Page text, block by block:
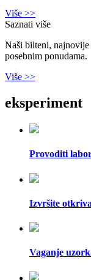
Više >>
Saznati više
Naši bilteni,
posebnim ponudama.
Više >>
eksperiment
Provoditi
Izvršite
Vaganje